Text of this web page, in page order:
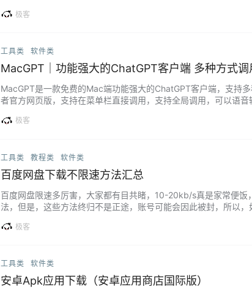
推荐更新。 星文阅读 星文阅读是 iOS 可以直接在 AppStore 下载
极客
工具类 软件类
MacGPT｜功能强大的ChatGPT客户端 多种方式调
MacGPT是一款免费的Mac端功能强大的ChatGPT客户端，支持
者官方网页版，支持在菜单栏直接调用，支持全局调用，可以语
键。 全局方式调用MacGPT 全局方式调用MacGPT需要在软件的
极客
工具类 教程类 软件类
百度网盘下载不限速方法汇总
百度网盘限速多厉害，大家都有目共睹，10-20kb/s真是家常便饭
法，但是，这些方法终归不是正途，账号可能会因此被封，所以
艺和百度的关系 自爱奇艺2010年成立以来，百度一直是爱奇艺的
极客
工具类 软件类
安卓Apk应用下载（安卓应用商店国际版）